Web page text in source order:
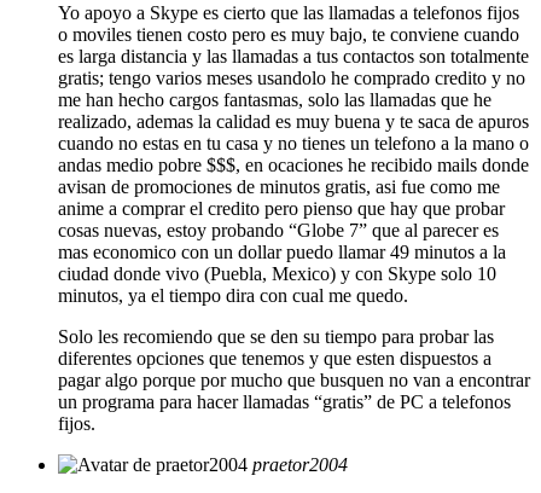
Yo apoyo a Skype es cierto que las llamadas a telefonos fijos
o moviles tienen costo pero es muy bajo, te conviene cuando
es larga distancia y las llamadas a tus contactos son totalmente
gratis; tengo varios meses usandolo he comprado credito y no
me han hecho cargos fantasmas, solo las llamadas que he
realizado, ademas la calidad es muy buena y te saca de apuros
cuando no estas en tu casa y no tienes un telefono a la mano o
andas medio pobre $$$, en ocaciones he recibido mails donde
avisan de promociones de minutos gratis, asi fue como me
anime a comprar el credito pero pienso que hay que probar
cosas nuevas, estoy probando “Globe 7” que al parecer es
mas economico con un dollar puedo llamar 49 minutos a la
ciudad donde vivo (Puebla, Mexico) y con Skype solo 10
minutos, ya el tiempo dira con cual me quedo.
Solo les recomiendo que se den su tiempo para probar las
diferentes opciones que tenemos y que esten dispuestos a
pagar algo porque por mucho que busquen no van a encontrar
un programa para hacer llamadas “gratis” de PC a telefonos
fijos.
praetor2004